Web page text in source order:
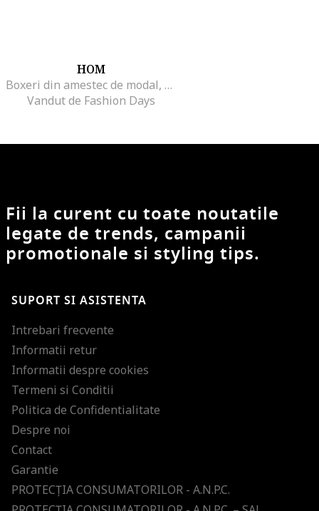
HOM
Boxeri din amestec de modal, Bleumarin
Vandut de Fashion Days
Fii la curent cu toate noutatile
legate de trends, campanii
promotionale si styling tips.
SUPORT SI ASISTENTA
Intrebari frecvente
Informatii retur
Informatii despre cookies
Termeni si Conditii
Politica de Confidentialitate
Despre noi
Contact
Garantie
PROTECŢIA CONSUMATORILOR - A.N.P.C.